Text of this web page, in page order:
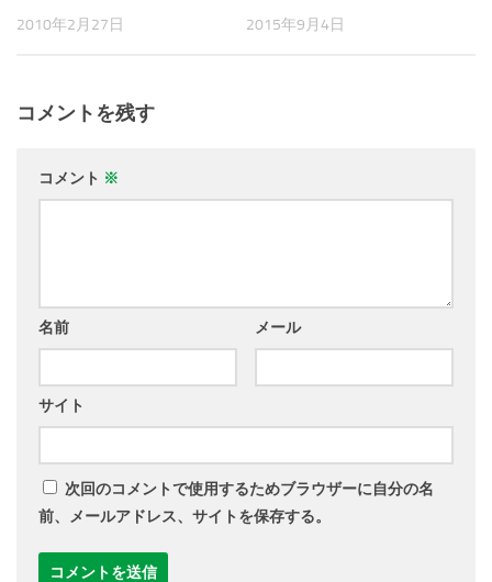
2010年2月27日 2015年9月4日
コメントを残す
コメント ※
名前 メール
サイト
次回のコメントで使用するためブラウザーに自分の名
前、メールアドレス、サイトを保存する。